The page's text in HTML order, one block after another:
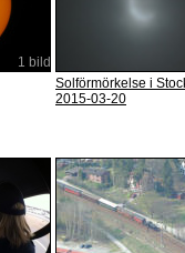
1 bild
Solförmörkelse i
2015-03-20